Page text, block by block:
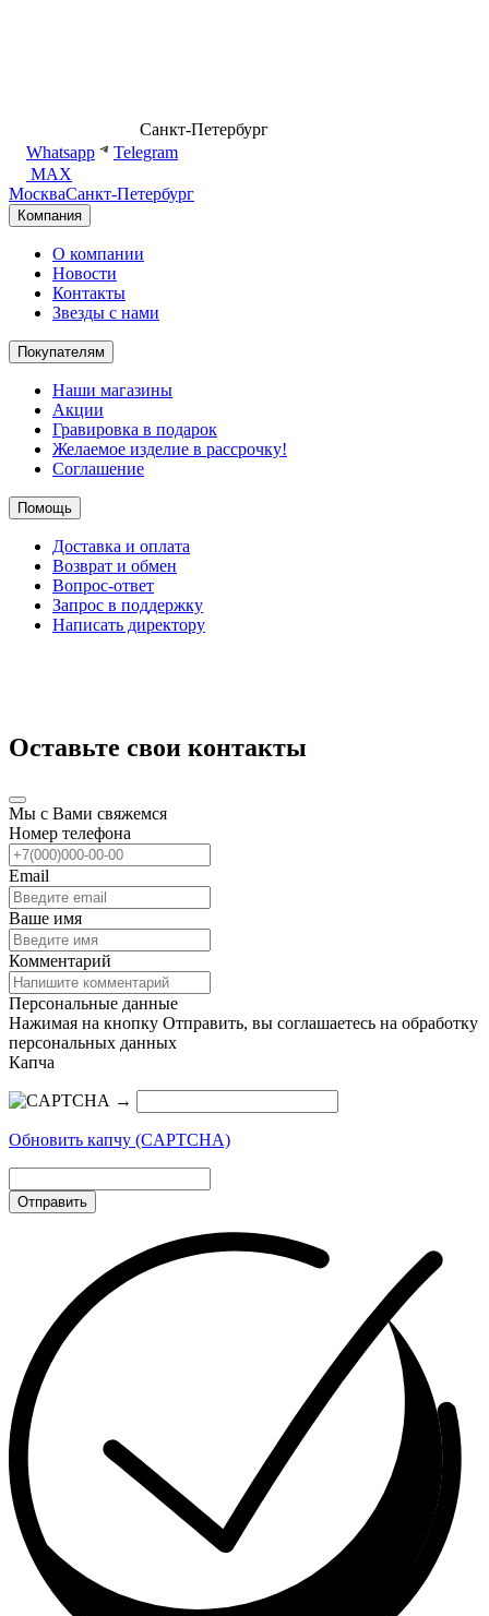
Санкт-Петербург
Whatsapp
Telegram
MAX
МоскваСанкт-Петербург
Компания
О компании
Новости
Контакты
Звезды с нами
Покупателям
Наши магазины
Акции
Гравировка в подарок
Желаемое изделие в рассрочку!
Соглашение
Помощь
Доставка и оплата
Возврат и обмен
Вопрос-ответ
Запрос в поддержку
Написать директору
Оставьте свои контакты
Мы с Вами свяжемся
Номер телефона
Email
Ваше имя
Комментарий
Персональные данные
Нажимая на кнопку Отправить, вы соглашаетесь на обработку
персональных данных
Капча
→
Обновить капчу (CAPTCHA)
Отправить